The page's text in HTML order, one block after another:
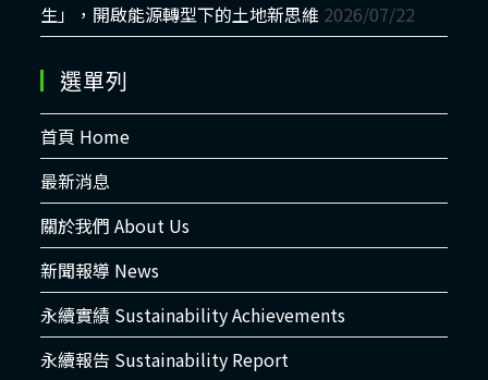
生」，開啟能源轉型下的土地新思維 2026/07/22
選單列
首頁 Home
最新消息
關於我們 About Us
新聞報導 News
永續實績 Sustainability Achievements
永續報告 Sustainability Report